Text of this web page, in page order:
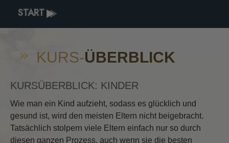
START
KURS-ÜBERBLICK
KURSÜBERBLICK: KINDER
Wie man ein Kind aufzieht, sodass es glücklich und
gesund ist, wird den meisten Eltern nicht beigebracht.
Tatsächlich stolpern viele Eltern einfach nur so durch
diesen ganzen Prozess, auch wenn sie die besten